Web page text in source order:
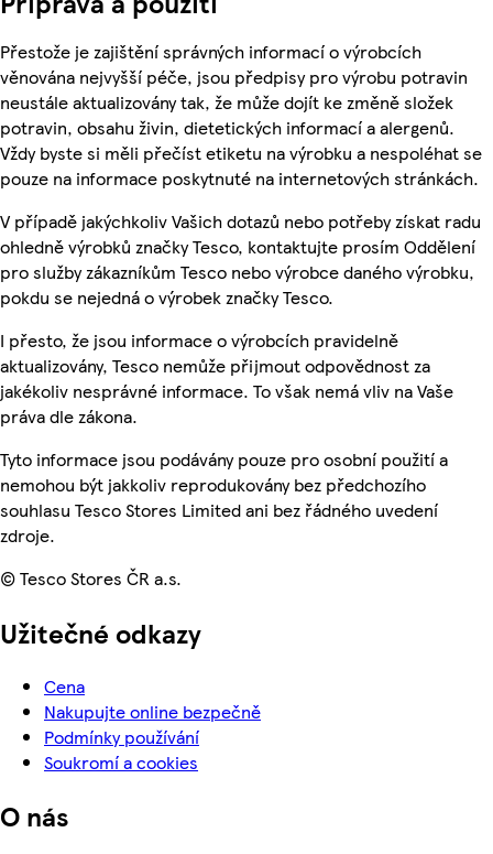
Přestože je zajištění správných informací o výrobcích
věnována nejvyšší péče, jsou předpisy pro výrobu potravin
neustále aktualizovány tak, že může dojít ke změně složek
potravin, obsahu živin, dietetických informací a alergenů.
Vždy byste si měli přečíst etiketu na výrobku a nespoléhat se
pouze na informace poskytnuté na internetových stránkách.
V případě jakýchkoliv Vašich dotazů nebo potřeby získat radu
ohledně výrobků značky Tesco, kontaktujte prosím Oddělení
pro služby zákazníkům Tesco nebo výrobce daného výrobku,
pokdu se nejedná o výrobek značky Tesco.
I přesto, že jsou informace o výrobcích pravidelně
aktualizovány, Tesco nemůže přijmout odpovědnost za
jakékoliv nesprávné informace. To však nemá vliv na Vaše
práva dle zákona.
Tyto informace jsou podávány pouze pro osobní použití a
nemohou být jakkoliv reprodukovány bez předchozího
souhlasu Tesco Stores Limited ani bez řádného uvedení
zdroje.
© Tesco Stores ČR a.s.
Užitečné odkazy
Cena
Nakupujte online bezpečně
Podmínky používání
Soukromí a cookies
O nás